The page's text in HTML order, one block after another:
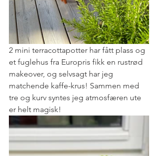
2 mini terracottapotter har fått plass og
et fuglehus fra Europris fikk en rustrød
makeover, og selvsagt har jeg
matchende kaffe-krus! Sammen med
tre og kurv syntes jeg atmosfæren ute
er helt magisk!